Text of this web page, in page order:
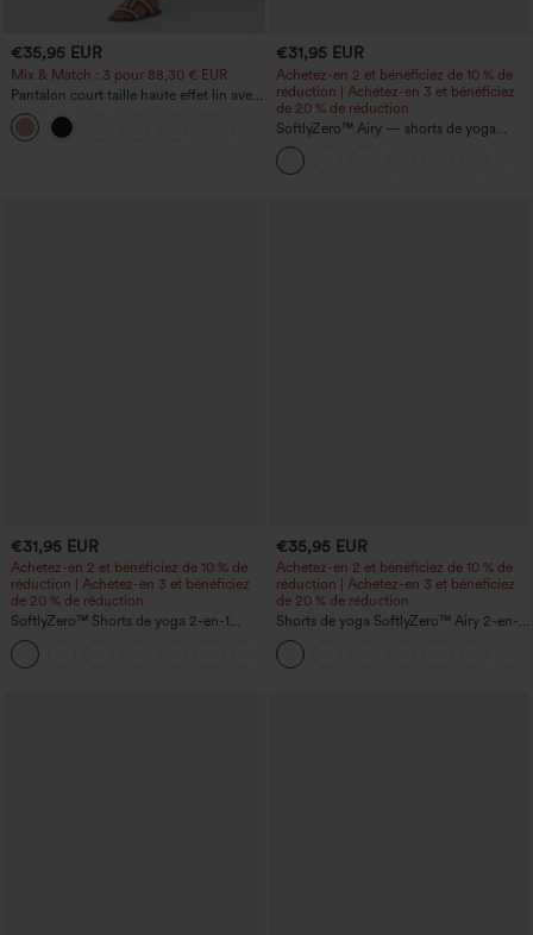
€35,95 EUR
Mix & Match : 3 pour 88,30 € EUR
Pantalon court taille haute effet lin avec
poche zippée
+7
€31,95 EUR
Achetez-en 2 et bénéficiez de 10 % de
réduction | Achetez-en 3 et bénéficiez
de 20 % de réduction
SoftlyZero™ Airy — shorts de yoga
super taille haute 2-en-1 InstantCool
avec poches
€31,95 EUR
Achetez-en 2 et bénéficiez de 10 % de
réduction | Achetez-en 3 et bénéficiez
de 20 % de réduction
SoftlyZero™ Shorts de yoga 2-en-1
InstantCool, super taille haute, aérés, 5''
avec poches — longueur allongée
€35,95 EUR
Achetez-en 2 et bénéficiez de 10 % de
réduction | Achetez-en 3 et bénéficiez
de 20 % de réduction
Shorts de yoga SoftlyZero™ Airy 2-en-1
InstantCool, super taille haute, 7" avec
poches